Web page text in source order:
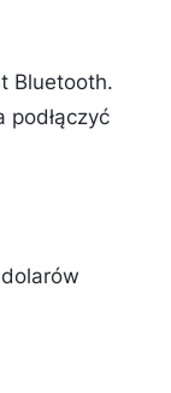
Bluetooth.
podłączyć